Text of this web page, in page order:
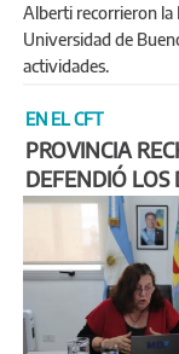
Alberti recorrieron la
Universidad de
actividades.
EN EL CFT
PROVINCIA
DEFENDIÓ LOS